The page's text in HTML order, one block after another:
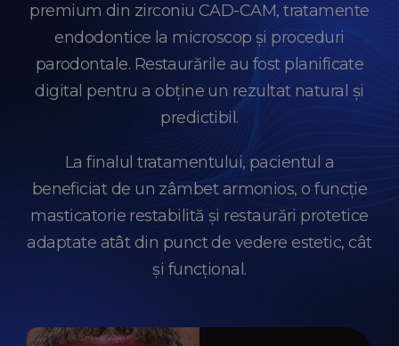
premium din zirconiu CAD-CAM, tratamente
endodontice la microscop și proceduri
parodontale. Restaurările au fost planificate
digital pentru a obține un rezultat natural și
predictibil.
La finalul tratamentului, pacientul a
beneficiat de un zâmbet armonios, o funcție
masticatorie restabilită și restaurări protetice
adaptate atât din punct de vedere estetic, cât
și funcțional.